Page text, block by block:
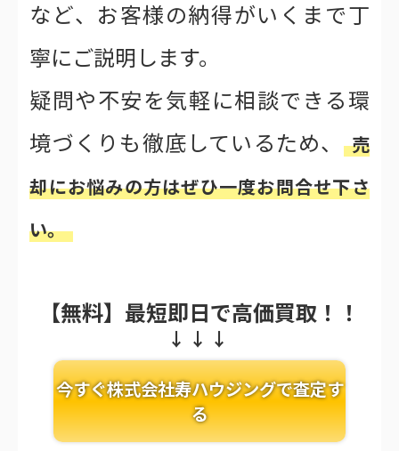
など、お客様の納得がいくまで丁
寧にご説明します。
疑問や不安を気軽に相談できる環
境づくりも徹底しているため、
売
却にお悩みの方はぜひ一度お問合せ下さ
い。
【無料】最短即日で高価買取！！
今すぐ株式会社寿ハウジングで査定す
る